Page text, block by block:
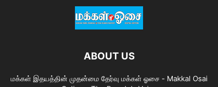
ABOUT US
மக்கள் இதயத்தின் முதன்மை தேர்வு மக்கள் ஓசை - Makkal Osai